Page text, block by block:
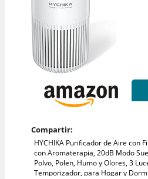
Compartir:
HYCHIKA Purificador de Aire con
con Aromaterapia, 20dB Modo
Polvo, Polen, Humo y Olores, 3
Temporizador, para Hogar y